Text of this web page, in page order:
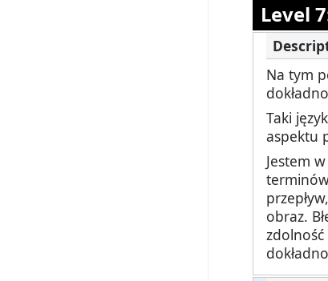
Level
Na tym
Taki
aspektu
Jestem
obraz.
zdolność